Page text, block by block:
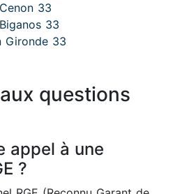
33
33
Gironde 33
questions
appel à une
?